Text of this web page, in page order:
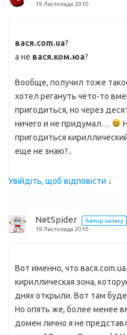
19 Листопада 2010
вася.com.ua?
а не вася.ком.юа?
Вообще, получил тоже
хотел регануть чето-то
пригодиться, но через
ничего и не придумал…
пригодиться
еще не знаю?..
Увійдіть, щоб відповісти ↓
NetSpider
Автор запису
19 Листопада 2010
Вот именно, что
кириллическая зона,
днях открыли. Вот там
Но опять же, более менее
домен лично я не